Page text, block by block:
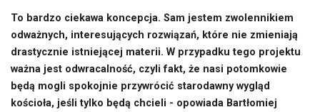
To bardzo ciekawa koncepcja. Sam jestem zwolennikiem
odważnych, interesujących rozwiązań, które nie zmieniają
drastycznie istniejącej materii. W przypadku tego projektu
ważna jest odwracalność, czyli fakt, że nasi potomkowie
będą mogli spokojnie przywrócić starodawny wygląd
kościoła, jeśli tylko będą chcieli - opowiada Bartłomiej